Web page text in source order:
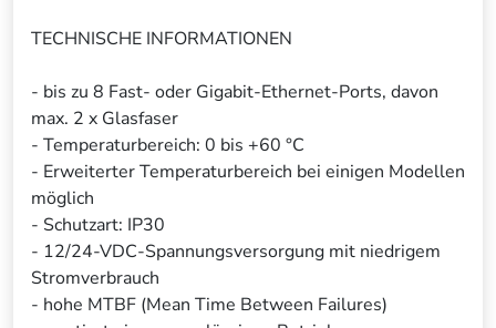
TECHNISCHE INFORMATIONEN
- bis zu 8 Fast- oder Gigabit-Ethernet-Ports, davon
max. 2 x Glasfaser
- Temperaturbereich: 0 bis +60 °C
- Erweiterter Temperaturbereich bei einigen Modellen
möglich
- Schutzart: IP30
- 12/24-VDC-Spannungsversorgung mit niedrigem
Stromverbrauch
- hohe MTBF (Mean Time Between Failures)